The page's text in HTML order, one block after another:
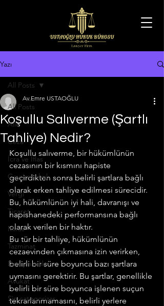
Yazı
All Posts
Aile
Ceza
İcra ve İflas
Gayrimenkul
Vergi
Ticaret
Miras
Tazminat
Danışmanlık
Avukat
Sin categorizar
All Posts
Koşullu Salıverme (Şartlı
Tahliye) Nedir?
Av.Emre USTAOĞLU
Koşullu salıverme, bir hükümlünün
cezasının bir kısmını hapiste
geçirdikten sonra belirli şartlara bağlı
olarak erken tahliye edilmesi sürecidir.
Bu, hükümlünün iyi hali, davranışı ve
hapishanedeki performansına bağlı
olarak verilen bir haktır.
Bu tür bir tahliye, hükümlünün
cezaevinden çıkmasına izin verirken,
belirli bir süre boyunca bazı şartlara
uymasını gerektirir. Bu şartlar, genellikle
belirli bir süre boyunca işlenen suçun
tekrarlanmamasını, belirli yerlere